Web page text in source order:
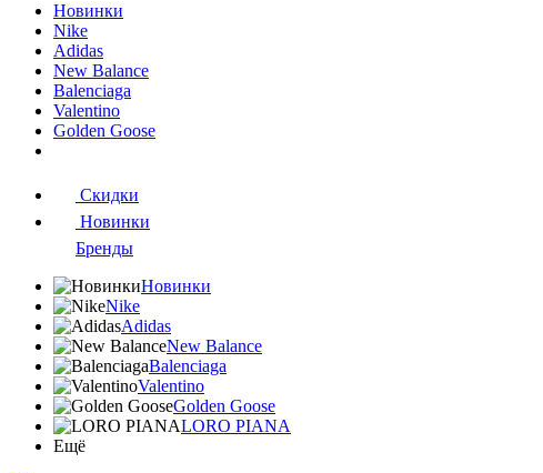
Новинки
Nike
Adidas
New Balance
Balenciaga
Valentino
Golden Goose
Скидки
Новинки
Бренды
Новинки
Nike
Adidas
New Balance
Balenciaga
Valentino
Golden Goose
LORO PIANA
Ещё